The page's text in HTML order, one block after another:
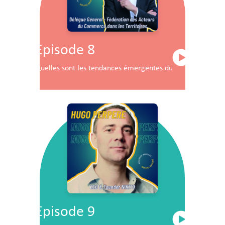
Episode 8
Quelles sont les tendances émergentes du commerce en
Episode 9